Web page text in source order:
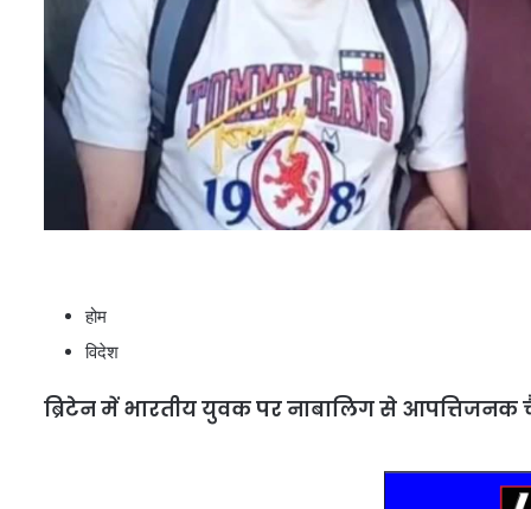
होम
विदेश
ब्रिटेन में भारतीय युवक पर नाबालिग से आपत्तिजनक